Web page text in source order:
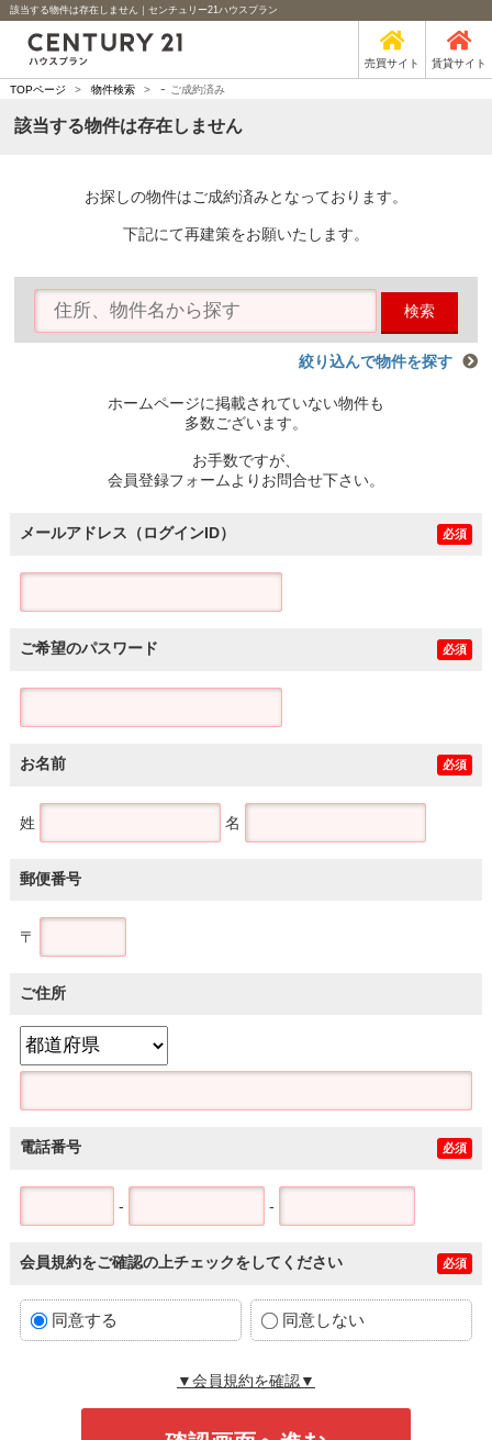
該当する物件は存在しません｜センチュリー21ハウスプラン
売買サイト 賃貸サイト
TOPページ > 物件検索 > - ご成約済み
該当する物件は存在しません
お探しの物件はご成約済みとなっております。
下記にて再建策をお願いたします。
検索
絞り込んで物件を探す
ホームページに掲載されていない物件も
多数ございます。
お手数ですが、
会員登録フォームよりお問合せ下さい。
メールアドレス（ログインID） 必須
ご希望のパスワード 必須
お名前 必須
姓 名
郵便番号
〒
ご住所
電話番号 必須
- -
会員規約をご確認の上チェックをしてください 必須
同意する 同意しない
▼会員規約を確認▼